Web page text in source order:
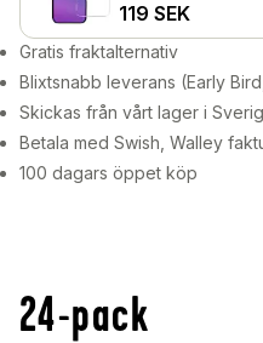
119 SEK
Gratis fraktalternativ
Blixtsnabb leverans (Early
Skickas från vårt lager i
Betala med Swish, Walley
100 dagars öppet köp
24-pack